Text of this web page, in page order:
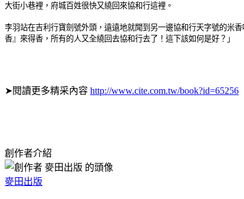
大街小巷裡，府城百姓很快又繞回來協和行這裡。
李羽站在吉利行寶劍號外頭，遠遠地就聞到另一邊協和行天字號的米
香』來得香，所有的人又全繞回去協和行去了！這下該如何是好？」
➤閱讀更多精采內容 http://www.cite.com.tw/book?id=65256
創作者介紹
麥田出版